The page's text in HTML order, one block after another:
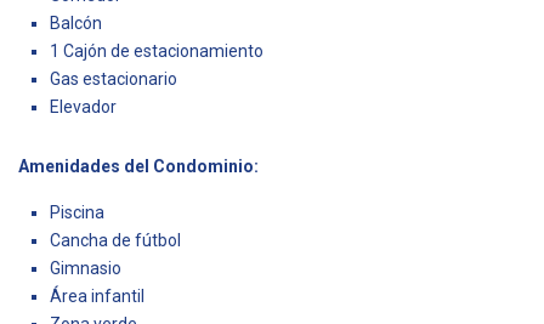
Balcón
1 Cajón de estacionamiento
Gas estacionario
Elevador
Amenidades del Condominio:
Piscina
Cancha de fútbol
Gimnasio
Área infantil